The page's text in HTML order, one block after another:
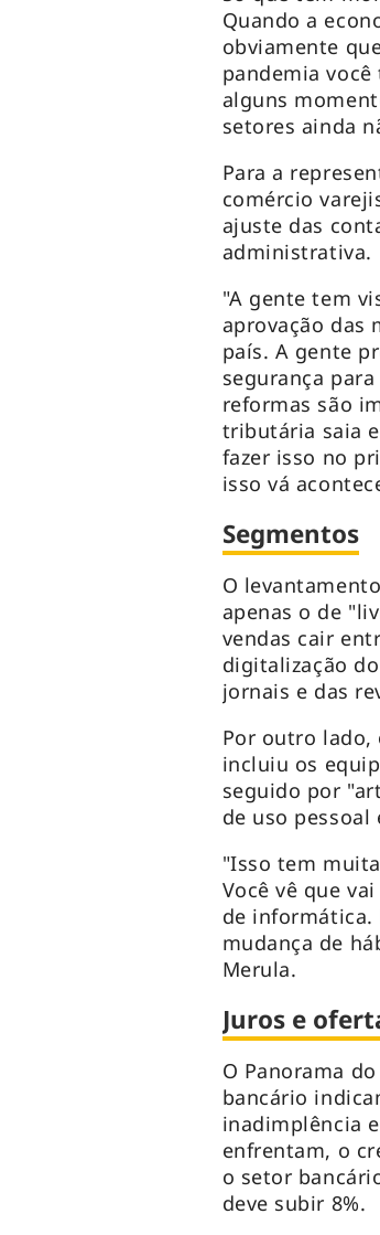
Quando a
obviamente
pandemia
alguns
setores ainda
Para a
comércio
ajuste das
administrativa.
"A gente tem
aprovação das
país. A gente
segurança
reformas são
tributária saia
fazer isso no
isso vá
Segmentos
O
apenas o de
vendas cair
digitalização
jornais e das
Por outro
incluiu os
seguido por
de uso
"Isso tem
Você vê que
de informática.
mudança de
Merula.
Juros e
O Panorama
bancário
inadimplência
enfrentam, o
o setor
deve subir 8%.